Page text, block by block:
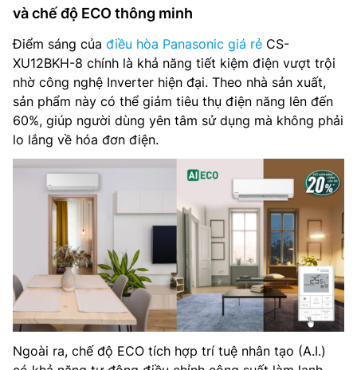
và chế độ ECO thông minh
Điểm sáng của điều hòa Panasonic giá rẻ CS-
XU12BKH-8 chính là khả năng tiết kiệm điện vượt trội
nhờ công nghệ Inverter hiện đại. Theo nhà sản xuất,
sản phẩm này có thể giảm tiêu thụ điện năng lên đến
60%, giúp người dùng yên tâm sử dụng mà không phải
lo lắng về hóa đơn điện.
Ngoài ra, chế độ ECO tích hợp trí tuệ nhân tạo (A.I.)